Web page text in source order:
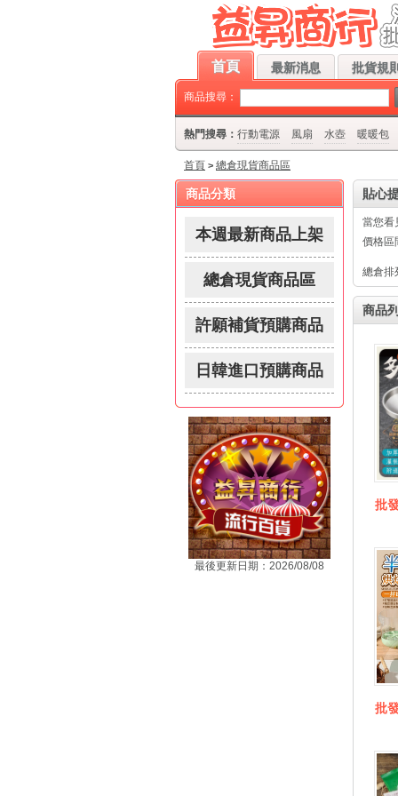
區-★益昇★流行百貨批發 歡迎您!本站每天都會上架最新、最低批發價的流行夯貨
首頁 最新消息 批貨規
商品搜尋：
熱門搜尋： 行動電源 風扇 水壺 暖暖包
首頁 > 總倉現貨商品區
貼心
當您看
價格
總倉
商品
批
批
商品分類
本週最新商品上架
總倉現貨商品區
許願補貨預購商品
日韓進口預購商品
最後更新日期：2026/08/08